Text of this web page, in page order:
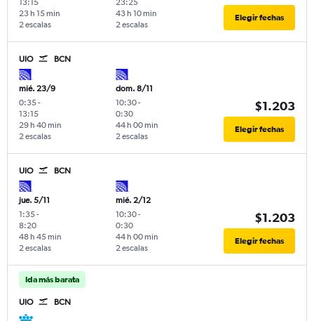
2 escalas
23 h 15 min
2 escalas
43 h 10 min Elegir fechas
UIO BCN
mié. 23/9
0:35-
13:15
2 escalas
29 h 40 min
dom. 8/11
10:30-
0:30
2 escalas
44 h 00 min
$1.203
Elegir fechas
UIO BCN
jue. 5/11
1:35-
8:20
2 escalas
48 h 45 min
mié. 2/12
10:30-
0:30
2 escalas
44 h 00 min
$1.203
Elegir fechas
Ida más barata
UIO BCN